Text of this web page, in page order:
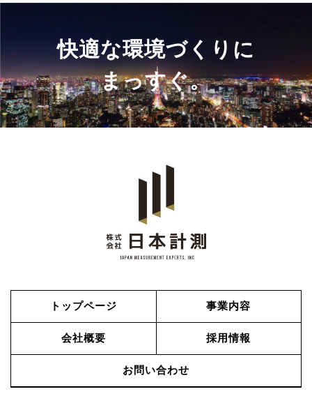
快適な環境づくりに
まっすぐ。
トップページ 事業内容
会社概要 採用情報
お問い合わせ